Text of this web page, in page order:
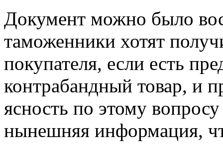
Документ можно было
таможенники хотят
покупателя, если есть
контрабандный товар, и
ясность по этому
нынешняя информация,